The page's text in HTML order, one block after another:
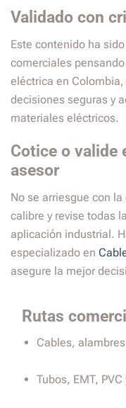
Validado con
Este contenido ha
comerciales
eléctrica en
decisiones seguras y
materiales eléctricos.
Cotice o valide
asesor
No se arriesgue con
calibre y revise todas
aplicación industrial.
especializado en
asegure la mejor
Rutas
Cables,
Tubos, EMT,